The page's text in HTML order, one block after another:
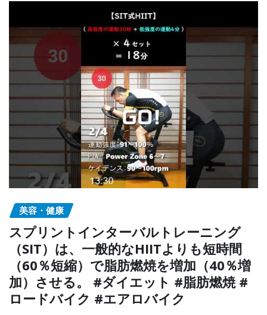
美容・健康
スプリントインターバルトレーニング
（SIT）は、一般的なHIITよりも短時間
（60％短縮）で脂肪燃焼を増加（40％増
加）させる。 #ダイエット #脂肪燃焼 #
ロードバイク #エアロバイク